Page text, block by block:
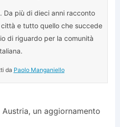
Da più di dieci anni racconto
e tutto quello che succede
di riguardo per la comunità
da Paolo Manganiello
Austria, un aggiornamento